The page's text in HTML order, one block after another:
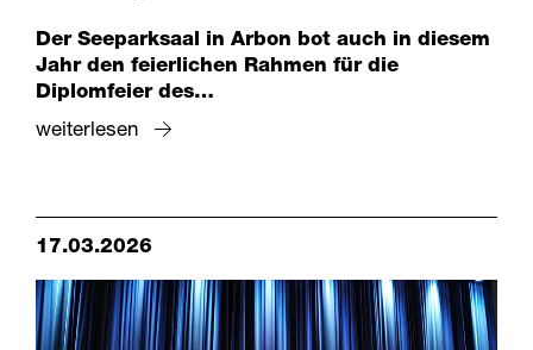
Der Seeparksaal in Arbon bot auch in diesem
Jahr den feierlichen Rahmen für die
Diplomfeier des…
weiterlesen
17.03.2026